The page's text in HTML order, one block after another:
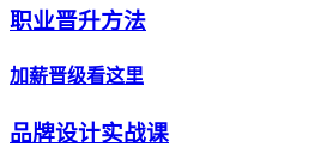
职业晋升方法
加薪晋级看这里
品牌设计实战课